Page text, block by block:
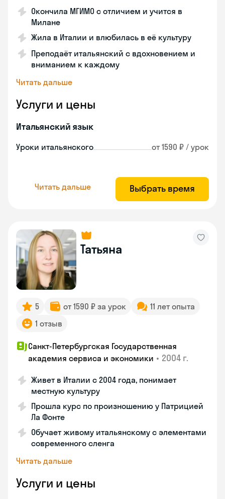
Окончила МГИМО с отличием и учится в
Милане
Жила в Италии и влюбилась в её культуру
Преподаёт итальянский с вдохновением и
вниманием к каждому
Читать дальше
Услуги и цены
Итальянский язык
Уроки итальянского от 1590 ₽ / урок
Читать дальше Выбрать время
Татьяна
5 от 1590 ₽ за урок
11 лет опыта
1 отзыв
Санкт-Петербургская Государственная
академия сервиса и экономики • 2004 г.
Живет в Италии с 2004 года, понимает
местную культуру
Прошла курс по произношению у Патрицией
Ла Фонте
Обучает живому итальянскому с элементами
современного сленга
Читать дальше
Услуги и цены